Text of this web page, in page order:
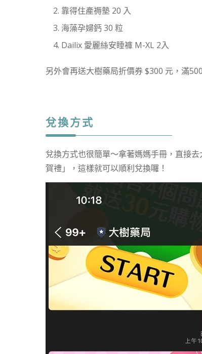
靠得住產褥墊 20 入
海藻孕婦鈣 30 粒
Dailix 愛麗絲安睡褲 M-XL 2入
另外會再送大樹藥局折價券 $300 元，滿
兌換方式
兌換方式也很簡單～拿著媽媽手冊，直接
賀禮」，這樣就可以順利兌換囉！